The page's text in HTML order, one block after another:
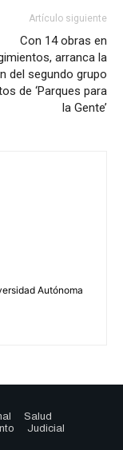
Artículo siguiente
Con 14 obras en
arranca la
del segundo grupo
de ‘Parques para
la Gente’
Autónoma
Salud
Judicial